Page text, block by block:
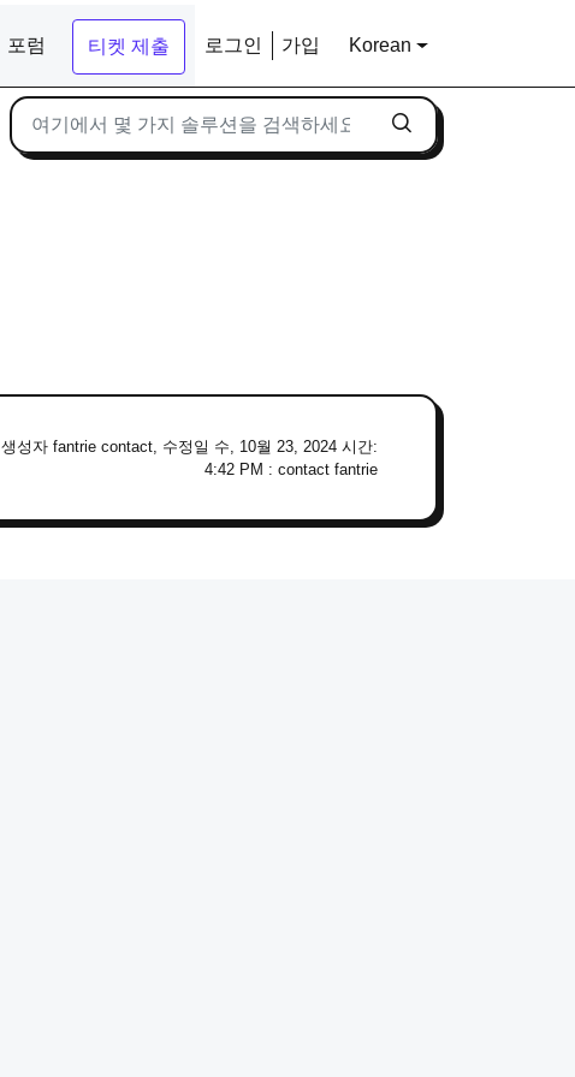
포럼 티켓 제출 로그인 가입 Korean
생성자 fantrie contact, 수정일 수, 10월 23, 2024 시간:
4:42 PM : contact fantrie